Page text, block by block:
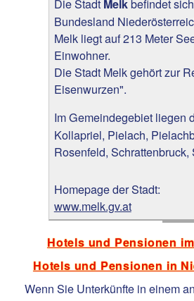
Melk
Bundesland
Melk liegt auf 213 Meter
Einwohner.
Die Stadt Melk gehört zur
Eisenwurzen".
Im Gemeindegebiet liegen
Kollapriel, Pielach,
Rosenfeld,
Homepage der Stadt:
www.melk.gv.at
Hotels und Pensionen
Hotels und Pensionen in
Wenn Sie Unterkünfte in einem